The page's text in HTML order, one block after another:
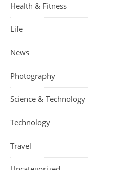
Health & Fitness
Life
News
Photography
Science & Technology
Technology
Travel